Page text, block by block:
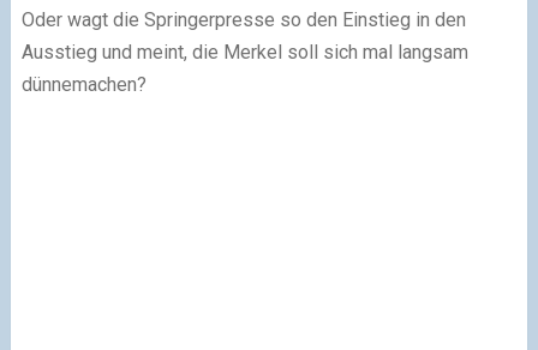
Oder wagt die Springerpresse so den Einstieg in den
Ausstieg und meint, die Merkel soll sich mal langsam
dünnemachen?